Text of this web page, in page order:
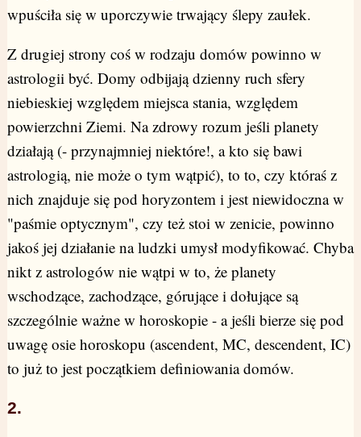
wpuściła się w uporczywie trwający ślepy zaułek.
Z drugiej strony coś w rodzaju domów powinno w
astrologii być. Domy odbijają dzienny ruch sfery
niebieskiej względem miejsca stania, względem
powierzchni Ziemi. Na zdrowy rozum jeśli planety
działają (- przynajmniej niektóre!, a kto się bawi
astrologią, nie może o tym wątpić), to to, czy któraś z
nich znajduje się pod horyzontem i jest niewidoczna w
"paśmie optycznym", czy też stoi w zenicie, powinno
jakoś jej działanie na ludzki umysł modyfikować. Chyba
nikt z astrologów nie wątpi w to, że planety
wschodzące, zachodzące, górujące i dołujące są
szczególnie ważne w horoskopie - a jeśli bierze się pod
uwagę osie horoskopu (ascendent, MC, descendent, IC)
to już to jest początkiem definiowania domów.
2.